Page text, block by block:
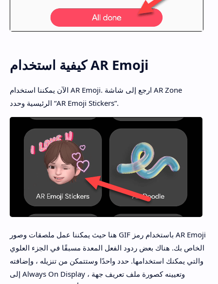
كيفية استخدام AR Emoji
الآن يمكننا استخدام AR Emoji. ارجع إلى شاشة AR Zone
الرئيسية وحدد “AR Emoji Stickers”.
هنا حيث يمكننا عمل ملصقات وصور GIF باستخدام رمز AR Emoji
الخاص بك. هناك بعض ردود الفعل المعدة مسبقًا في الجزء العلوي
والتي يمكنك استخدامها. حدد واحدًا وستتمكن من تنزيله ، وإضافته
إلى Always On Display ، وتعيينه كصورة ملف تعريف جهة